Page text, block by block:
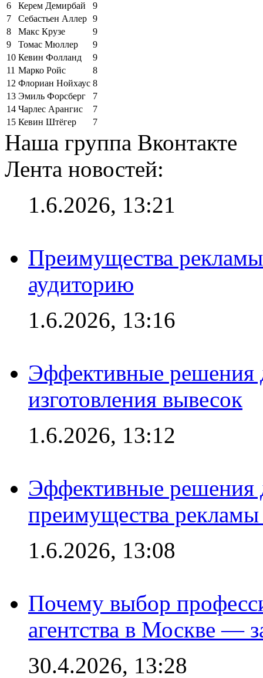
6
Керем Демирбай
9
7
Себастьен Аллер 9
8
Макс Крузе
9
9
Томас Мюллер
9
10 Кевин Фолланд
9
11 Марко Ройс
8
12 Флориан Нойхаус 8
13 Эмиль Форсберг
7
14 Чарлес Арангис
7
15 Кевин Штёгер 7
Наша группа Вконтакте
Лента новостей:
1.6.2026, 13:21
Преимущества
аудиторию
1.6.2026, 13:16
Эффективные решения
изготовления вывесок
1.6.2026, 13:12
Эффективные решения
преимущества рекламы
1.6.2026, 13:08
Почему выбор
агентства в Москве —
30.4.2026, 13:28